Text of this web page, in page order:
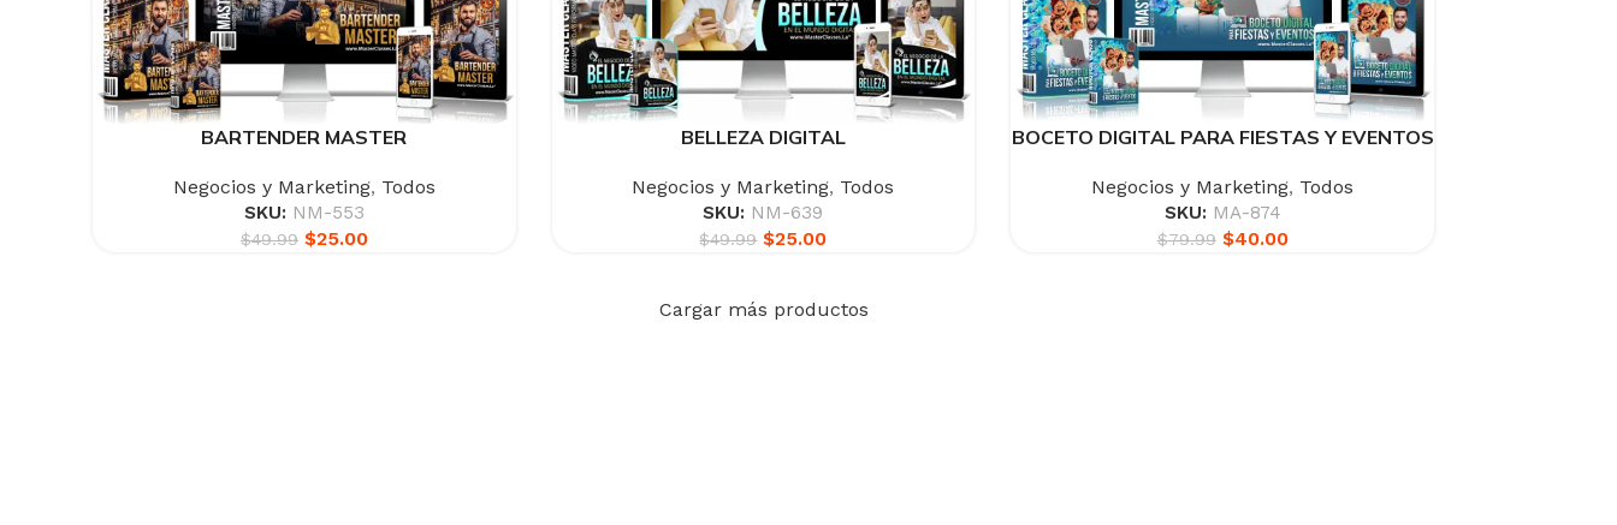
BARTENDER MASTER
Negocios y Marketing, Todos
SKU: NM-553
$49.99 $25.00
BELLEZA DIGITAL
Negocios y Marketing, Todos
SKU: NM-639
$49.99 $25.00
BOCETO DIGITAL PARA FIESTAS Y EVENTOS
Negocios y Marketing, Todos
SKU: MA-874
$79.99 $40.00
Cargar más productos